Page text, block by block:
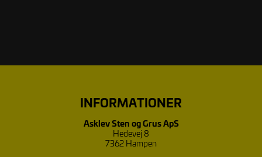
INFORMATIONER
Asklev Sten og Grus ApS
Hedevej 8
7362 Hampen